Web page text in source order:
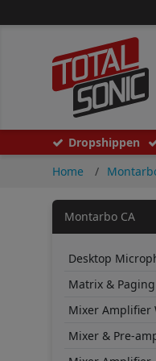
Dropshippen
Home
Montarbo CA
Desktop
Matrix &
Mixer Amplifier
Mixer & Pre-